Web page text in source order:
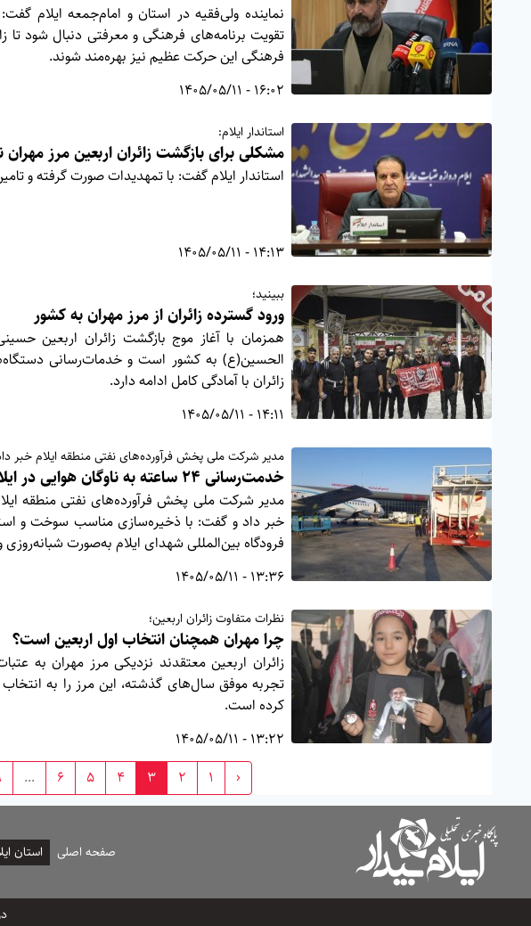
نماینده ولی‌فقیه در استان و امام‌جمعه ایلام
تقویت برنامه‌های فرهنگی و معرفتی دنبال شود تا
فرهنگی این حرکت عظیم نیز بهره‌مند شوند.
16:02 - 1405/05/11
استاندار ایلام:
مشکلی برای بازگشت زائران اربعین مرز مهران
استاندار ایلام گفت: با تمهدیدات صورت گرفته و
14:13 - 1405/05/11
ببینید؛
ورود گسترده زائران از مرز مهران به کشور
همزمان با آغاز موج بازگشت زائران اربعین
الحسین(ع) به کشور است و خدمات‌رسانی
زائران با آمادگی کامل ادامه دارد.
14:11 - 1405/05/11
مدیر شرکت ملی پخش فرآورده‌های نفتی منطقه ایلام خبر
خدمت‌رسانی ۲۴ ساعته به ناوگان هوایی در ایلام
مدیر شرکت ملی پخش فرآورده‌های نفتی منطقه
خبر داد و گفت: با ذخیره‌سازی مناسب سوخت و
فرودگاه بین‌المللی شهدای ایلام به‌صورت
13:36 - 1405/05/11
نظرات متفاوت زائران اربعین؛
چرا مهران همچنان انتخاب اول اربعین است؟
زائران اربعین معتقدند نزدیکی مرز مهران به
تجربه موفق سال‌های گذشته، این مرز را به
کرده است.
13:22 - 1405/05/11
‹
1
2
3
4
5
6
...
صفحه اصلی استان